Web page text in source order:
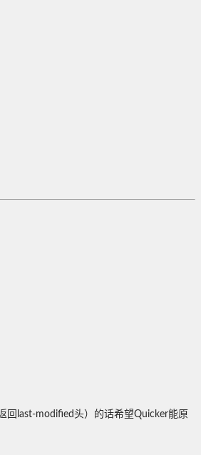
回last-modified头）的话希望Quicker能原